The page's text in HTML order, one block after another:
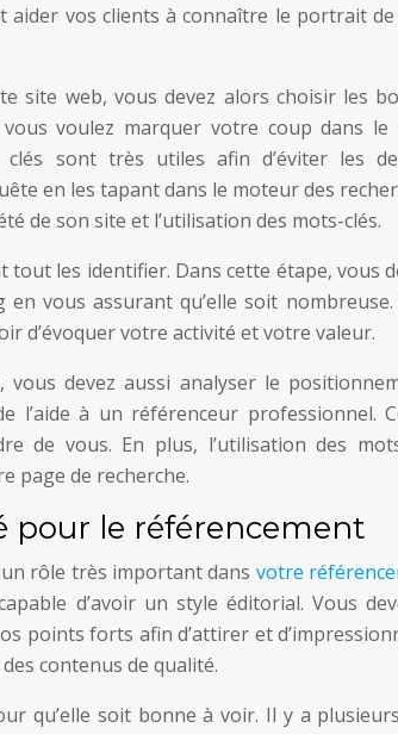
aider vos clients à connaître le portrait
site web, vous devez alors choisir les
voulez marquer votre coup dans le
sont très utiles afin d’éviter les
en les tapant dans le moteur des
de son site et l’utilisation des mots-clés.
tout les identifier. Dans cette étape, vous
vous assurant qu’elle soit
d’évoquer votre activité et votre valeur.
devez aussi analyser le
l’aide à un référenceur professionnel.
de vous. En plus, l’utilisation des
page de recherche.
pour le référencement
rôle très important dans votre
d’avoir un style éditorial. Vous
points forts afin d’attirer et
contenus de qualité.
qu’elle soit bonne à voir. Il y a